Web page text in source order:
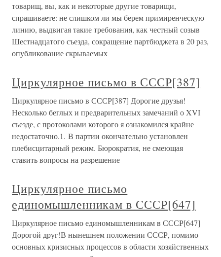
товарищ, вы, как и некоторые другие товарищи,
спрашиваете: не слишком ли мы берем примиренческую
линию, выдвигая такие требования, как честный созыв
Шестнадцатого съезда, сокращение партбюджета в 20 раз,
опубликование скрываемых
Циркулярное письмо в СССР[387]
Циркулярное письмо в СССР[387] Дорогие друзья!
Несколько беглых и предварительных замечаний о XVI
съезде, с протоколами которого я ознакомился крайне
недостаточно.1. В партии окончательно установлен
плебисцитарный режим. Бюрократия, не смеющая
ставить вопросы на разрешение
Циркулярное письмо
единомышленникам в СССР[647]
Циркулярное письмо единомышленникам в СССР[647]
Дорогой друг!В нынешнем положении СССР, помимо
основных кризисных процессов в области хозяйственных